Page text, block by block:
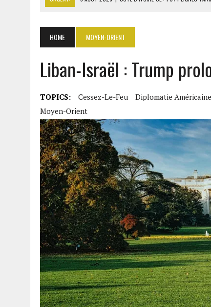
6 AOÛT 2026 | MONDIAL 2030 : INFANTINO ACCUSÉ D’AVOIR
6 AOÛT 2026
SÉNÉGAL : ABDOU KHADIR SOW QUITTE LE PRP
HOME MOYEN-ORIENT
Liban-Israël : Trump
TOPICS: Cessez-Le-Feu Diplomatie Américaine
Moyen-Orient